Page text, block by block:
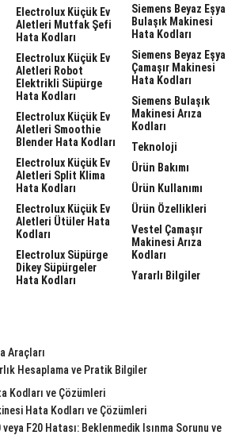
Electrolux Küçük Ev
Aletleri Mutfak Şefi
Hata Kodları
Electrolux Küçük Ev
Aletleri Robot
Elektrikli Süpürge
Hata Kodları
Electrolux Küçük Ev
Aletleri Smoothie
Blender Hata Kodları
Electrolux Küçük Ev
Aletleri Split Klima
Hata Kodları
Electrolux Küçük Ev
Aletleri Ütüler Hata
Kodları
Electrolux Süpürge
Dikey Süpürgeler
Hata Kodları
Siemens Beyaz Eşya
Bulaşık Makinesi
Hata Kodları
Siemens Beyaz Eşya
Çamaşır Makinesi
Hata Kodları
Siemens Bulaşık
Makinesi Arıza
Kodları
Teknoloji
Ürün Bakımı
Ürün Kullanımı
Ürün Özellikleri
Vestel Çamaşır
Makinesi Arıza
Kodları
Yararlı Bilgiler
Araçları
Hesaplama ve Pratik Bilgiler
Kodları ve Çözümleri
Hata Kodları ve Çözümleri
veya F20 Hatası: Beklenmedik Isınma Sorunu ve